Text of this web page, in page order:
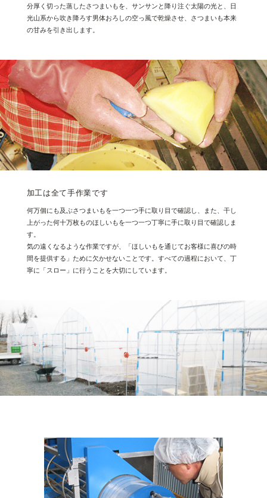
分厚く切った蒸したさつまいもを、サンサンと降り注ぐ太陽の光と、日
光山系から吹き降ろす男体おろしの空っ風で乾燥させ、さつまいも本来
の甘みを引き出します。
加工は全て手作業です
何万個にも及ぶさつまいもを一つ一つ手に取り目で確認し、また、干し
上がった何十万枚ものほしいもを一つ一つ丁寧に手に取り目で確認しま
す。
気の遠くなるような作業ですが、「ほしいもを通じてお客様に喜びの時
間を提供する」ために欠かせないことです。すべての過程において、丁
寧に「スロー」に行うことを大切にしています。